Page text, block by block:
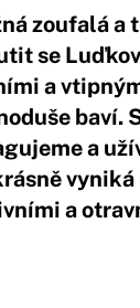
zoufalá a
se
a
baví.
a
vyniká
a